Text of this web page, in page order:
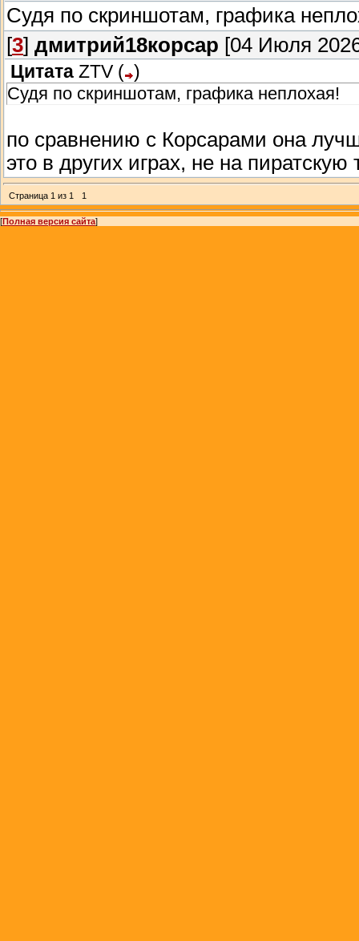
Судя по скриншотам, графика
[3] дмитрий18корсар [04 Июля
Цитата ZTV ( )
Судя по скриншотам, графика неплохая!
по сравнению с Корсарами она
это в других играх, не на пиратскую
Страница 1 из 1 1
[Полная версия сайта]